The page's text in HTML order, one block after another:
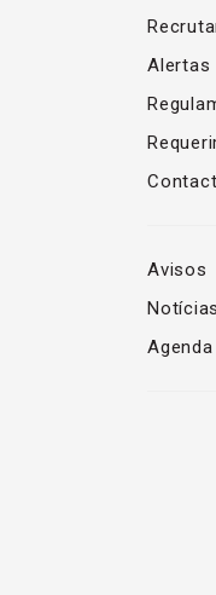
Alertas
Avisos
Notícias
Agenda